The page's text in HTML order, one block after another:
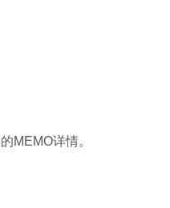
MEMO详情。